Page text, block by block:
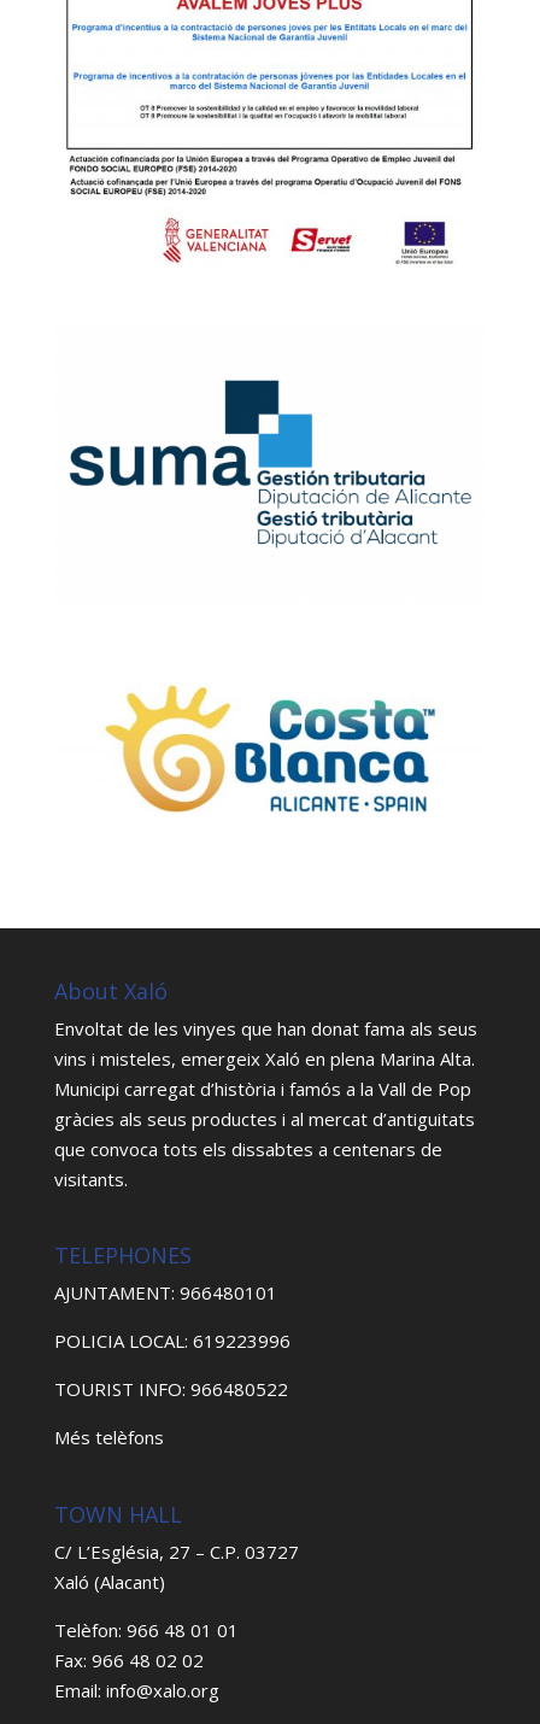
About Xaló
Envoltat de les vinyes que han donat fama als seus
vins i misteles, emergeix Xaló en plena Marina Alta.
Municipi carregat d’història i famós a la Vall de Pop
gràcies als seus productes i al mercat d’antiguitats
que convoca tots els dissabtes a centenars de
visitants.
TELEPHONES
AJUNTAMENT: 966480101
POLICIA LOCAL: 619223996
TOURIST INFO: 966480522
Més telèfons
TOWN HALL
C/ L’Església, 27 – C.P. 03727
Xaló (Alacant)
Telèfon: 966 48 01 01
Fax: 966 48 02 02
Email: info@xalo.org